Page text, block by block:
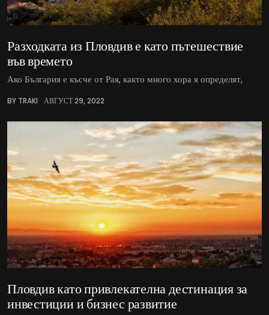
Разходката из Пловдив е като пътешествие
във времето
Ако България е късче от Рая, както много хора я определят,
BY TRAKI АВГУСТ 29, 2022
Пловдив като привлекателна дестинация за
инвестиции и бизнес развитие